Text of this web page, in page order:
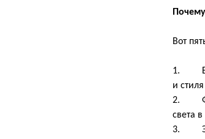
Вот
1.
и
2.
света
3.